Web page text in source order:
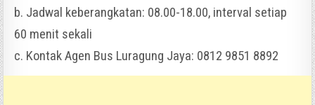
b. Jadwal keberangkatan: 08.00-18.00, interval setiap
60 menit sekali
c. Kontak Agen Bus Luragung Jaya: 0812 9851 8892